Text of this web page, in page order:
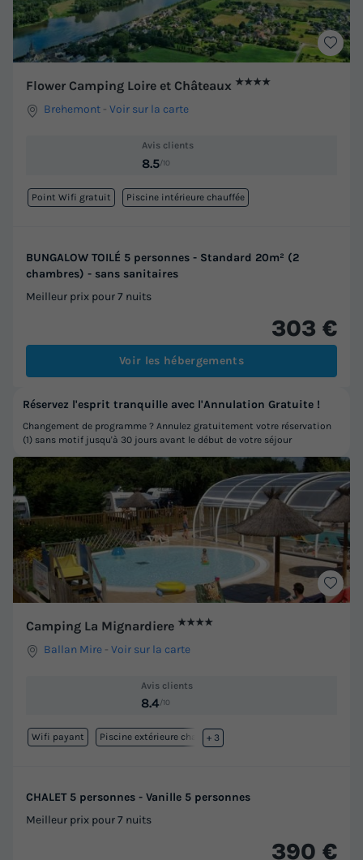
Flower Camping Loire et Châteaux ★★★★
Brehemont -Voir sur la carte
Avis clients
8.5/10
Point Wifi gratuit Piscine intérieure chauffée
BUNGALOW TOILÉ 5 personnes - Standard 20m² (2
chambres) - sans sanitaires
Meilleur prix pour 7 nuits
303 €
Voir les hébergements
Camping La Mignardiere ★★★★
Ballan Mire -Voir sur la carte
Avis clients
8.4/10
Wifi payant Piscine extérieure chauffée
+ 3
CHALET 5 personnes - Vanille 5 personnes
Meilleur prix pour 7 nuits
390 €
Réservez l'esprit tranquille avec l'Annulation Gratuite !
Changement de programme ? Annulez gratuitement votre réservation
(1) sans motif jusqu'à 30 jours avant le début de votre séjour